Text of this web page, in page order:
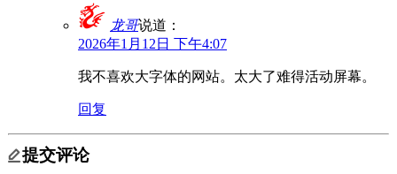
龙哥说道：
2026年1月12日 下午4:07
我不喜欢大字体的网站。太大了难得活动屏幕。
回复
提交评论